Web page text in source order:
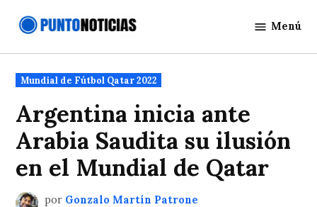
Noticias
Menú
Publicado
en
Mundial de Fútbol Qatar 2022
Argentina inicia ante
Arabia Saudita su ilusión
en el Mundial de Qatar
por Gonzalo Martín Patrone